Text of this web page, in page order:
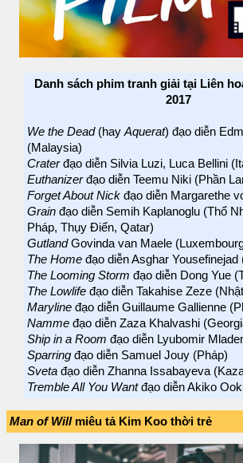
Danh sách phim tranh giải tại Liên
2017
We the Dead(hay Aquerat) đạo diễn
(Malaysia)
Craterđạo diễn Silvia Luzi, Luca Bellini
Euthanizerđạo diễn Teemu Niki (Phần
Forget About Nick đạo diễn Margarethe
Grain đạo diễn Semih Kaplanoglu (Thổ
Pháp, Thụy Điển, Qatar)
GutlandGovinda van Maele
The Home đạo diễn Asghar Yousefinejad
The Looming Storm đạo diễn Dong Yue
The Lowlife đạo diễn Takahise Zeze
Maryline đạo diễn Guillaume Gallienne
Namme đạo diễn Zaza Khalvashi
Ship in a Room đạo diễn Lyubomir
Sparring đạo diễn Samuel Jouy (Pháp)
Sveta đạo diễn Zhanna Issabayeva
Tremble All You Wantđạo diễn Akiko
Man of Willmiêu tả Kim Koo thời trẻ